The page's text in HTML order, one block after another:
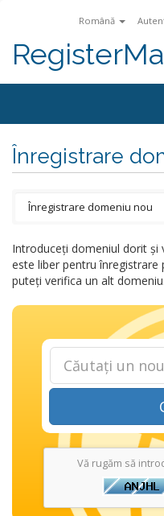
Română
Înregistrare
Introduceți domeniul dorit și
este liber pentru
puteți verifica un alt domeniu.
Vă rugăm să